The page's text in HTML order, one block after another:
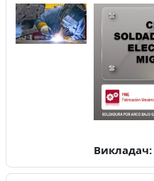
Викладач: